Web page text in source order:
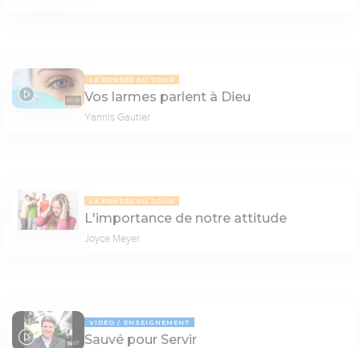
07:19
LA PENSÉE DU JOUR
Vos larmes parlent à Dieu
Yannis Gautier
LA PENSÉE DU JOUR
L'importance de notre attitude
Joyce Meyer
19:07
VIDÉO ENSEIGNEMENT
Sauvé pour Servir